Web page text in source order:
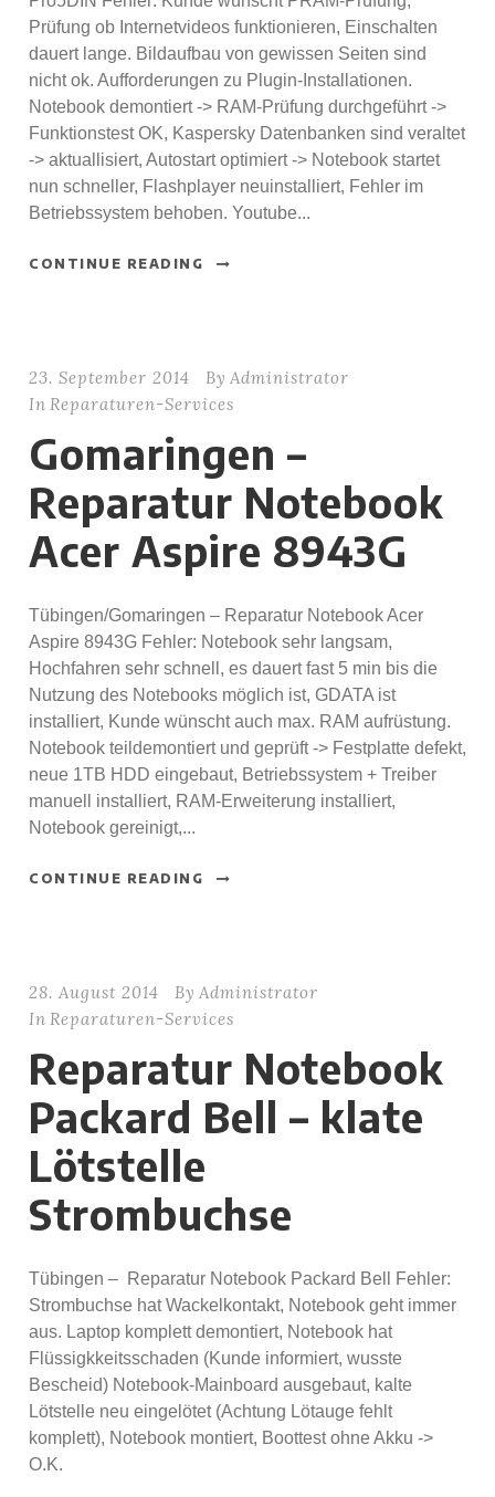
Prüfung ob Internetvideos funktionieren, Einschalten
dauert lange. Bildaufbau von gewissen Seiten sind
nicht ok. Aufforderungen zu Plugin-Installationen.
Notebook demontiert -> RAM-Prüfung durchgeführt ->
Funktionstest OK, Kaspersky Datenbanken sind veraltet
-> aktuallisiert, Autostart optimiert -> Notebook startet
nun schneller, Flashplayer neuinstalliert, Fehler im
Betriebssystem behoben. Youtube...
CONTINUE READING
23. September 2014 By Administrator
In Reparaturen-Services
Gomaringen –
Reparatur Notebook
Acer Aspire 8943G
Tübingen/Gomaringen – Reparatur Notebook Acer
Aspire 8943G Fehler: Notebook sehr langsam,
Hochfahren sehr schnell, es dauert fast 5 min bis die
Nutzung des Notebooks möglich ist, GDATA ist
installiert, Kunde wünscht auch max. RAM aufrüstung.
Notebook teildemontiert und geprüft -> Festplatte defekt,
neue 1TB HDD eingebaut, Betriebssystem + Treiber
manuell installiert, RAM-Erweiterung installiert,
Notebook gereinigt,...
CONTINUE READING
28. August 2014 By Administrator
In Reparaturen-Services
Reparatur Notebook
Packard Bell – klate
Lötstelle
Strombuchse
Tübingen – Reparatur Notebook Packard Bell Fehler:
Strombuchse hat Wackelkontakt, Notebook geht immer
aus. Laptop komplett demontiert, Notebook hat
Flüssigkkeitsschaden (Kunde informiert, wusste
Bescheid) Notebook-Mainboard ausgebaut, kalte
Lötstelle neu eingelötet (Achtung Lötauge fehlt
komplett), Notebook montiert, Boottest ohne Akku ->
O.K.